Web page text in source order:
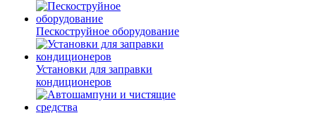
Пескоструйное оборудование
Установки для заправки
кондиционеров